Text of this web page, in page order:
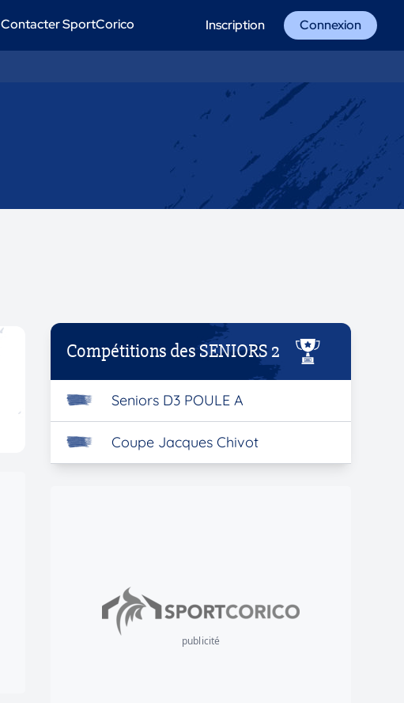
Contacter SportCorico Inscription Connexion
Compétitions des SENIORS 2
Seniors D3 POULE A
Coupe Jacques Chivot
publicité